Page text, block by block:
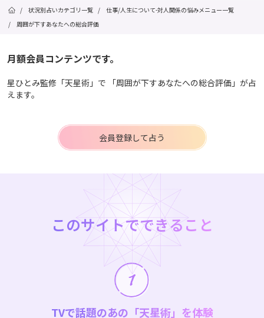
/ 状況別占いカテゴリ一覧 /
仕事/人生について-対人関係の悩みメニュー一覧
/
周囲が下すあなたへの総合評価
月額会員コンテンツです。
星ひとみ監修「天星術」で 「周囲が下すあなたへの総合評価」が占
えます。
会員登録して占う
このサイトでできること
TVで話題のあの「天星術」を体験